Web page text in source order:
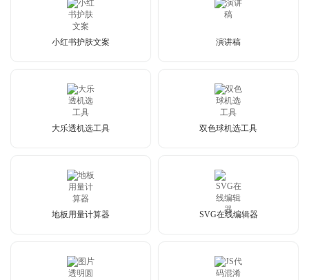
小红书护肤文案 演讲稿
大乐透机选工具 双色球机选工具
地板用量计算器 SVG在线编辑器